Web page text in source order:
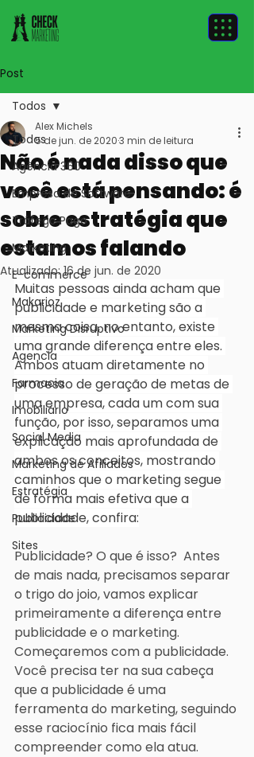
Post
Todos
Agência 360
Empresa de Software
Tráfego Pago
Marketing
E-commerce
Makarioz
Marketing Disruptivo
Agencia
Farmacia
Imobiliário
Social Media
Marketing de Afiliados
Estratégia
Publicidade
Sites
Todos
Não é nada disso que
você está pensando: é
sobre estratégia que
estamos falando
Alex Michels
5 de jun. de 20203 min de leitura
Atualizado:16 de jun. de 2020
Muitas pessoas ainda acham que
publicidade e marketing são a
mesma coisa, no entanto, existe
uma grande diferença entre eles.
Ambos atuam diretamente no
processo de geração de metas de
uma empresa, cada um com sua
função, por isso, separamos uma
explicação mais aprofundada de
ambos os conceitos, mostrando
caminhos que o marketing segue
de forma mais efetiva que a
publicidade, confira:
Publicidade? O que é isso?  Antes
de mais nada, precisamos separar
o trigo do joio, vamos explicar
primeiramente a diferença entre
publicidade e o marketing.
Começaremos com a publicidade.
Você precisa ter na sua cabeça
que a publicidade é uma
ferramenta do marketing, seguindo
esse raciocínio fica mais fácil
compreender como ela atua.